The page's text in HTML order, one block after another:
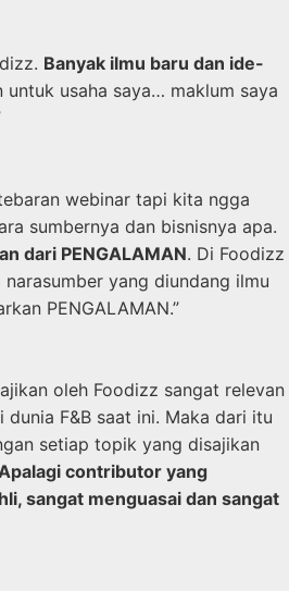
Banyak ilmu baru dan ide-
untuk usaha saya… maklum saya
webinar tapi kita ngga
sumbernya dan bisnisnya apa.
dari PENGALAMAN. Di Foodizz
yang diundang ilmu
PENGALAMAN.”
oleh Foodizz sangat relevan
F&B saat ini. Maka dari itu
setiap topik yang disajikan
contributor yang
sangat menguasai dan sangat